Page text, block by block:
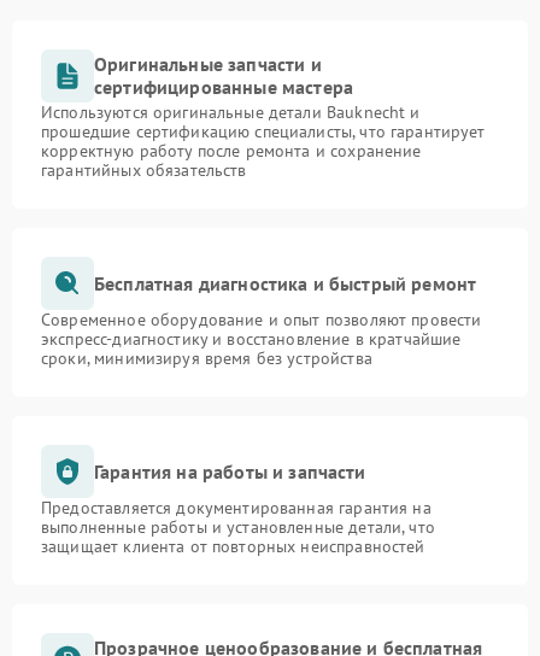
Оригинальные запчасти и
сертифицированные мастера
Используются оригинальные детали Bauknecht и
прошедшие сертификацию специалисты, что гарантирует
корректную работу после ремонта и сохранение
гарантийных обязательств
Бесплатная диагностика и быстрый ремонт
Современное оборудование и опыт позволяют провести
экспресс-диагностику и восстановление в кратчайшие
сроки, минимизируя время без устройства
Гарантия на работы и запчасти
Предоставляется документированная гарантия на
выполненные работы и установленные детали, что
защищает клиента от повторных неисправностей
Прозрачное ценообразование и бесплатная